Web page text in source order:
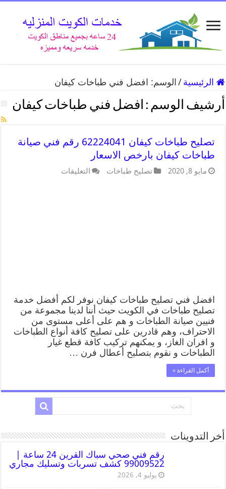
الرئيسية / الوسم: افضل فني طباخات كيفان
أرشيف الوسم : افضل فني طباخات كيفان
تصليح طباخات كيفان 62224041 رقم فني صيانة
طباخات كيفان بارخص الاسعار
مايو 8, 2020 تصليح طباخات التعليقات
افضل فني تصليح طباخات كيفان نوفر لكم أفضل خدمة
تصليح طباخات في الكويت حيث أننا لدينا مجموعة من
فنيين صيانة الطباخات و هم على أعلى مستوى من
الاحتراف، وهم قادرين على تصليح كافة أنواع الطباخات
و افران الغاز، و يمكنهم تركيب كافة قطع غيار
الطباخات و نقوم بتصليح أعطال فرن …
أكمل القراءة »
أخر التدوينات
رقم فني صحي سباك القرين 24 ساعة |
99009522 كشف تسربات وتسليك مجاري
يوليو 4, 2026